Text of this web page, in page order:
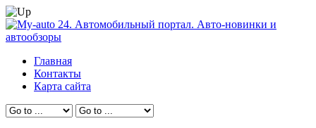
Главная
Контакты
Карта сайта